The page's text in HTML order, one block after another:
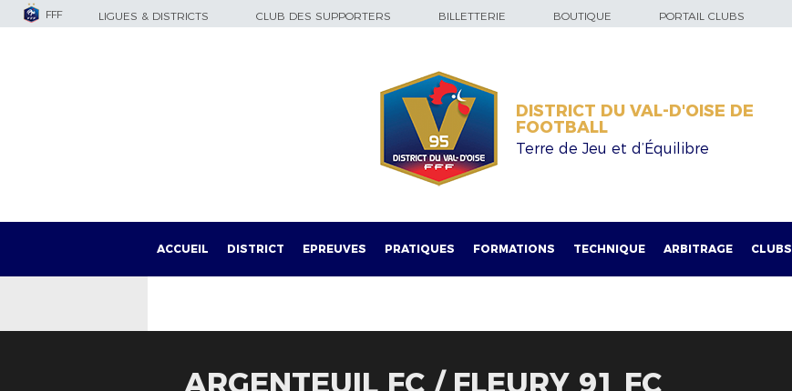
FFF LIGUES & DISTRICTS CLUB DES SUPPORTERS BILLETTERIE BOUTIQUE PORTAIL CLUBS
DISTRICT DU VAL-D'OISE DE
FOOTBALL
Terre de Jeu et d’Équilibre
ACCUEIL DISTRICT EPREUVES PRATIQUES FORMATIONS TECHNIQUE ARBITRAGE CLUBS
ARGENTEUIL FC / FLEURY 91 FC